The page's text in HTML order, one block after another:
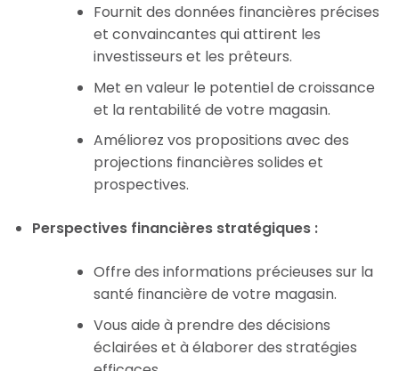
Fournit des données financières précises
et convaincantes qui attirent les
investisseurs et les prêteurs.
Met en valeur le potentiel de croissance
et la rentabilité de votre magasin.
Améliorez vos propositions avec des
projections financières solides et
prospectives.
Perspectives financières stratégiques :
Offre des informations précieuses sur la
santé financière de votre magasin.
Vous aide à prendre des décisions
éclairées et à élaborer des stratégies